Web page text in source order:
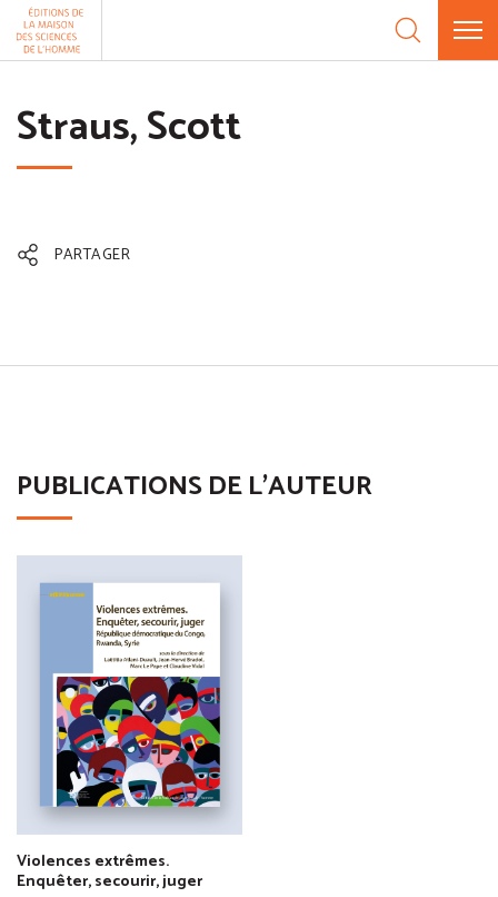
Aller au contenu
Straus, Scott
PARTAGER
PUBLICATIONS DE L'AUTEUR
Violences extrêmes.
Enquêter, secourir, juger
Panneau de gestion des cookies